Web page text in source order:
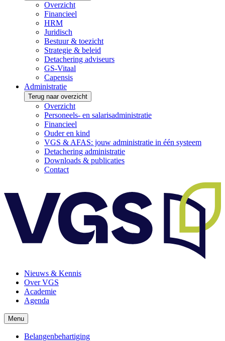
Overzicht
Financieel
HRM
Juridisch
Bestuur & toezicht
Strategie & beleid
Detachering adviseurs
GS-Vitaal
Capensis
Administratie
Terug naar overzicht
Overzicht
Personeels- en salarisadministratie
Financieel
Ouder en kind
VGS & AFAS: jouw administratie in één systeem
Detachering administratie
Downloads & publicaties
Contact
Nieuws & Kennis
Over VGS
Academie
Agenda
Menu
Belangenbehartiging